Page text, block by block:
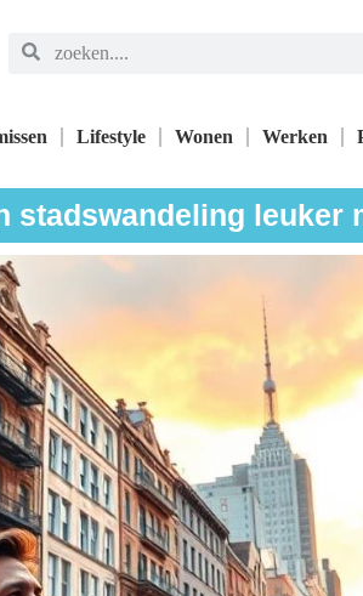
Lifestyle Wonen Werken
stadswandeling leuker